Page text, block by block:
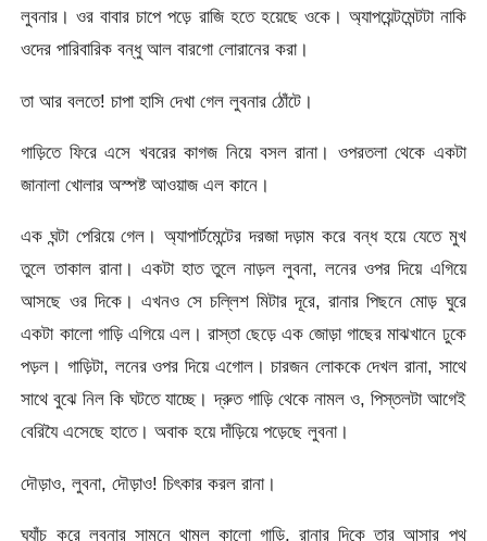
লুবনার। ওর বাবার চাপে পড়ে রাজি হতে হয়েছে ওকে। অ্যাপয়েন্টমেন্টটা নাকি
ওদের পারিবারিক বন্ধু আল বারগো লোরানের করা।
তা আর বলতে! চাপা হাসি দেখা গেল লুবনার ঠোঁটে।
গাড়িতে ফিরে এসে খবরের কাগজ নিয়ে বসল রানা। ওপরতলা থেকে একটা
জানালা খোলার অস্পষ্ট আওয়াজ এল কানে।
এক ঘন্টা পেরিয়ে গেল। অ্যাপার্টমেন্টের দরজা দড়াম করে বন্ধ হয়ে যেতে মুখ
তুলে তাকাল রানা। একটা হাত তুলে নাড়ল লুবনা, লনের ওপর দিয়ে এগিয়ে
আসছে ওর দিকে। এখনও সে চল্লিশ মিটার দূরে, রানার পিছনে মোড় ঘুরে
একটা কালো গাড়ি এগিয়ে এল। রাস্তা ছেড়ে এক জোড়া গাছের মাঝখানে ঢুকে
পড়ল। গাড়িটা, লনের ওপর দিয়ে এগোল। চারজন লোককে দেখল রানা, সাথে
সাথে বুঝে নিল কি ঘটতে যাচ্ছে। দ্রুত গাড়ি থেকে নামল ও, পিস্তলটা আগেই
বেরিযৈ এসেছে হাতে। অবাক হয়ে দাঁড়িয়ে পড়েছে লুবনা।
দৌড়াও, লুবনা, দৌড়াও! চিৎকার করল রানা।
ঘ্যাঁচ করে লুবনার সামনে থামল কালো গাড়ি, রানার দিকে তার আসার পথ